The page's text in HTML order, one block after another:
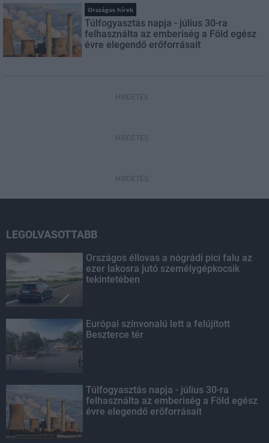
Országos hírek
Túlfogyasztás napja - július 30-ra
felhasználta az emberiség a Föld egész
évre elegendő erőforrásait
HIRDETÉS
HIRDETÉS
HIRDETÉS
LEGOLVASOTTABB
Országos éllovas a nógrádi pici falu az
ezer lakosra jutó személygépkocsik
tekintetében
Európai színvonalú lett a felújított
Beszterce tér
Túlfogyasztás napja - július 30-ra
felhasználta az emberiség a Föld egész
évre elegendő erőforrásait